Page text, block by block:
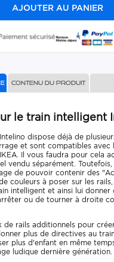
Contenu du produit
le train intelligent
dispose déjà de
et sont compatibles avec
Il vous faudra pour cela
vendu séparément. Toutefois,
de pouvoir contenir des
couleurs à poser sur les
intelligent et ainsi lui donner
ou de tourner à droite
de rails additionnels pour
plus de directives au
plus d'enfant en même
ludique dernière génération.